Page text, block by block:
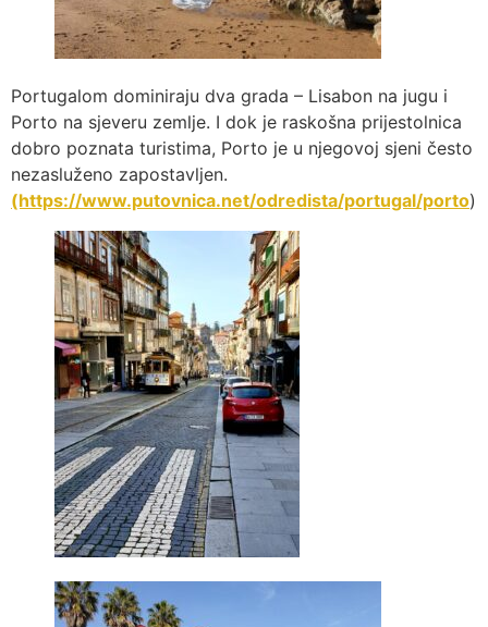
Portugalom dominiraju dva grada – Lisabon na jugu i
Porto na sjeveru zemlje. I dok je raskošna prijestolnica
dobro poznata turistima, Porto je u njegovoj sjeni često
nezasluženo zapostavljen.
(https://www.putovnica.net/odredista/portugal/porto)